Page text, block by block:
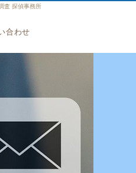
査 探偵事務所
合わせ